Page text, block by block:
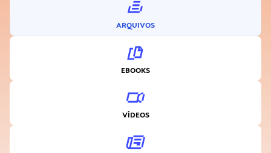
ARQUIVOS
EBOOKS
VÍDEOS